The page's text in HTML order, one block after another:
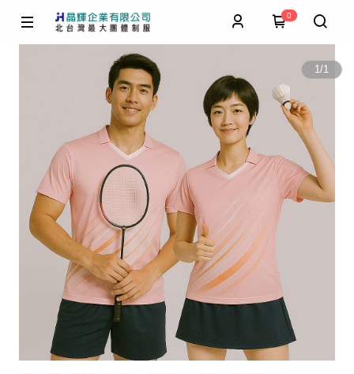
0
1/1